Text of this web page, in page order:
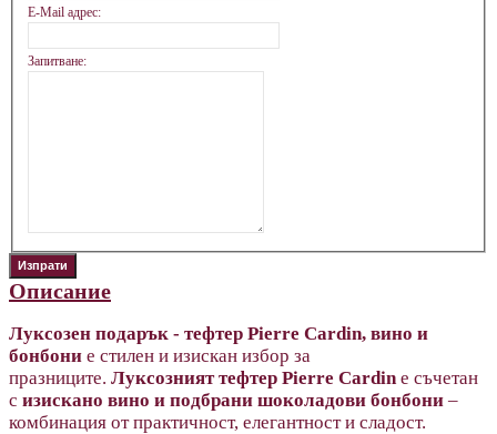
E-Mail адрес:
Запитване:
Описание
Луксозен подарък - тефтер Pierre Cardin, вино и
бонбони е стилен и изискан избор за
празниците. Луксозният тефтер Pierre Cardin е съчетан
с изискано вино и подбрани шоколадови бонбони –
комбинация от практичност, елегантност и сладост.